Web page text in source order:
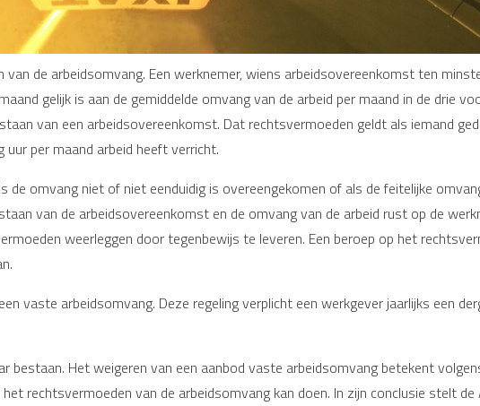
de arbeidsomvang. Een werknemer, wiens arbeidsovereenkomst ten
gelijk is aan de gemiddelde omvang van de arbeid per maand in de drie
van een arbeidsovereenkomst. Dat rechtsvermoeden geldt als iemand
per maand arbeid heeft verricht.
de omvang niet of niet eenduidig is overeengekomen of als de feitelijke
van de arbeidsovereenkomst en de omvang van de arbeid rust op de
weerleggen door tegenbewijs te leveren. Een beroep op het
vaste arbeidsomvang. Deze regeling verplicht een werkgever jaarlijks een
bestaan. Het weigeren van een aanbod vaste arbeidsomvang betekent
rechtsvermoeden van de arbeidsomvang kan doen. In zijn conclusie stelt